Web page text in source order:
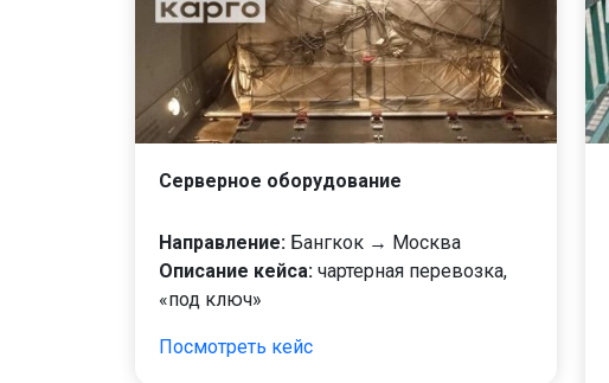
Серверное оборудование
Направление: Бангкок → Москва
Описание кейса: чартерная перевозка,
«под ключ»
Посмотреть кейс